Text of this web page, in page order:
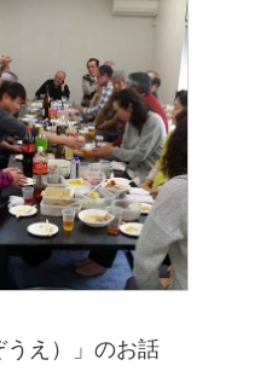
え）」のお話